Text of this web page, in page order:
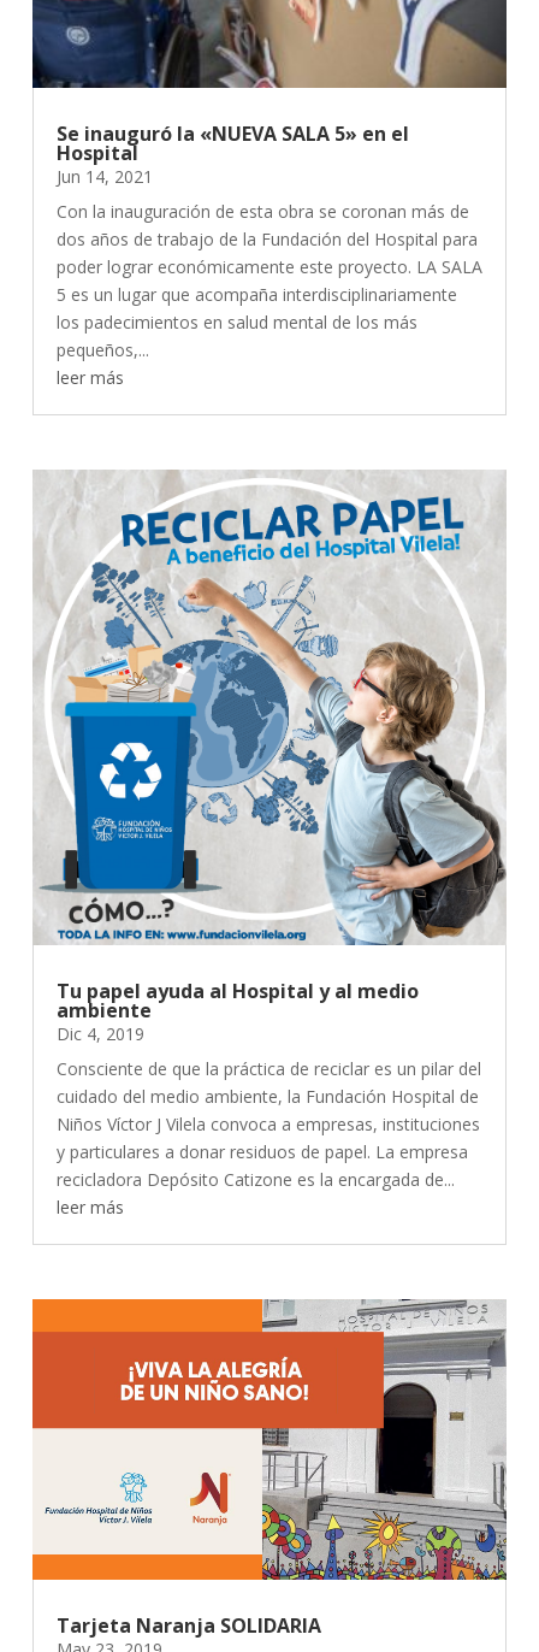
Se inauguró la «NUEVA SALA 5» en el
Hospital
Jun 14, 2021
Con la inauguración de esta obra se coronan más de
dos años de trabajo de la Fundación del Hospital para
poder lograr económicamente este proyecto. LA SALA
5 es un lugar que acompaña interdisciplinariamente
los padecimientos en salud mental de los más
pequeños,...
leer más
Tu papel ayuda al Hospital y al medio
ambiente
Dic 4, 2019
Consciente de que la práctica de reciclar es un pilar del
cuidado del medio ambiente, la Fundación Hospital de
Niños Víctor J Vilela convoca a empresas, instituciones
y particulares a donar residuos de papel. La empresa
recicladora Depósito Catizone es la encargada de...
leer más
Tarjeta Naranja SOLIDARIA